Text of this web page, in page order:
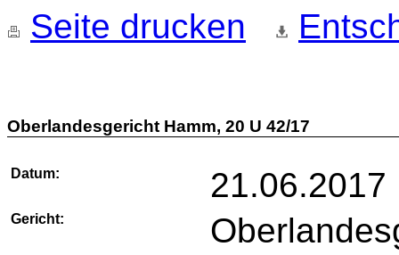
Seite drucken
Oberlandesgericht Hamm, 20 U 42/17
Datum: 21.06.2017
Gericht: